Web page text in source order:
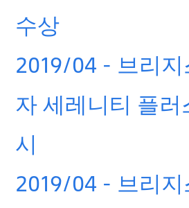
수상
2019/04 - 브리
자 세레니티 플러
시
2019/04 - 브리지